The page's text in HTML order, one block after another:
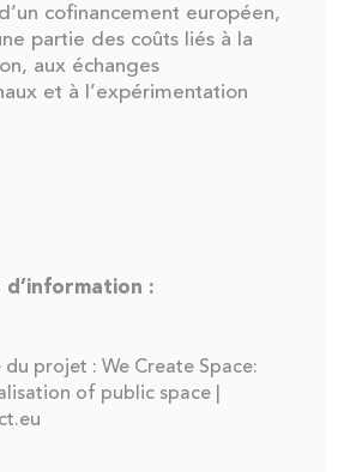
cofinancement européen,
partie des coûts liés à la
aux échanges
et à l’expérimentation
d’information :
du projet : We Create Space:
of public space |